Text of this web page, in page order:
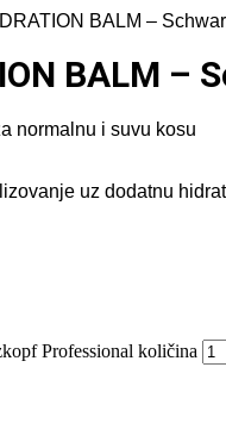
BALM –
BALM
normalnu i suvu kosu
uz dodatnu
Professional količina